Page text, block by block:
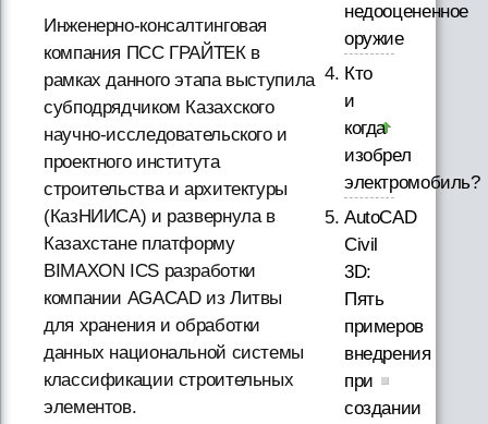
Инженерно-консалтинговая
компания ПСС ГРАЙТЕК в
рамках данного этапа выступила
субподрядчиком Казахского
научно-исследовательского и
проектного института
строительства и архитектуры
(КазНИИСА) и развернула в
Казахстане платформу
BIMAXON ICS разработки
компании AGACAD из Литвы
для хранения и обработки
данных национальной системы
классификации строительных
элементов.
недооцененное
оружие
Кто
и
когда
изобрел
электромобиль?
AutoCAD
Civil
3D:
Пять
примеров
внедрения
при
создании